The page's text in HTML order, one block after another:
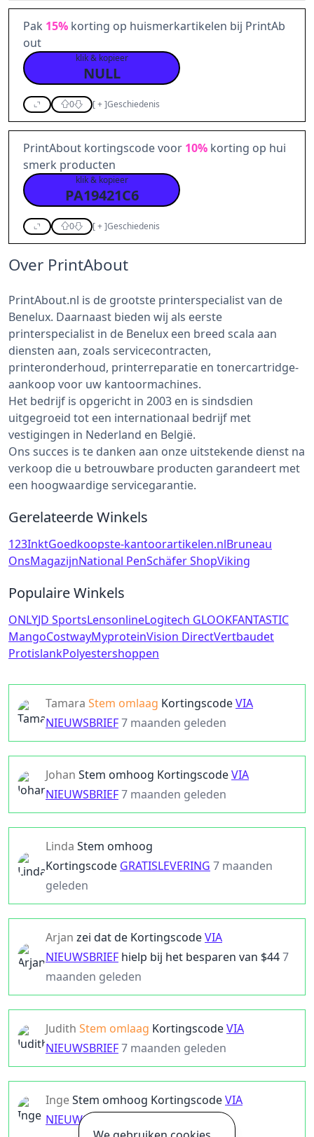
Pak 15% korting op huismerkartikelen bij PrintAb
out
klik & kopieer
NULL
0 [+]Geschiedenis
PrintAbout kortingscode voor 10% korting op hui
smerk producten
klik & kopieer
PA19421C6
0 [+]Geschiedenis
Over PrintAbout
PrintAbout.nl is de grootste printerspecialist van de
Benelux. Daarnaast bieden wij als eerste
printerspecialist in de Benelux een breed scala aan
diensten aan, zoals servicecontracten,
printeronderhoud, printerreparatie en tonercartridge-
aankoop voor uw kantoormachines.
Het bedrijf is opgericht in 2003 en is sindsdien
uitgegroeid tot een internationaal bedrijf met
vestigingen in Nederland en België.
Ons succes is te danken aan onze uitstekende dienst na
verkoop die u betrouwbare producten garandeert met
een hoogwaardige servicegarantie.
Gerelateerde Winkels
123InktGoedkoopste-kantoorartikelen.nlBruneau
OnsMagazijnNational PenSchäfer ShopViking
Populaire Winkels
ONLYJD SportsLensonlineLogitech GLOOKFANTASTIC
MangoCostwayMyproteinVision DirectVertbaudet
ProtislankPolyestershoppen
Tamara Stem omlaag KortingscodeVIA
NIEUWSBRIEF7 maanden geleden
Johan Stem omhoog KortingscodeVIA
NIEUWSBRIEF7 maanden geleden
Linda Stem omhoog
Kortingscode GRATISLEVERING 7 maanden
geleden
Arjan zei dat de KortingscodeVIA
NIEUWSBRIEF hielp bij het besparen van $447
maanden geleden
Judith Stem omlaag KortingscodeVIA
NIEUWSBRIEF7 maanden geleden
IngeStem omhoog KortingscodeVIA
NIEUWSBRIEF
7 maanden geleden